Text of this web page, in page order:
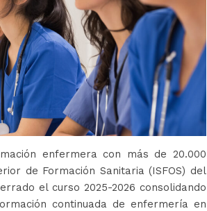
enfermera con más de 20.000
de Formación Sanitaria (ISFOS) del
el curso 2025-2026 consolidando
continuada de enfermería en